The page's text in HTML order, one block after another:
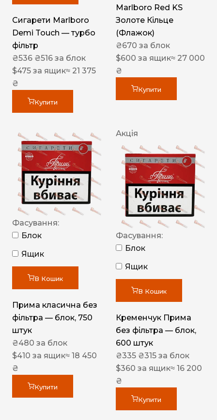
Сигарети Marlboro
Demi Touch — турбо
фільтр
₴536 ₴516 за блок
$475 за ящик≈ 21 375
₴
Купити
Marlboro Red KS
Золоте Кільце
(Флажок)
₴670 за блок
$600 за ящик≈ 27 000
₴
Купити
Фасування:
Блок
Ящик
В Кошик
Прима класична без
фільтра — блок, 750
штук
₴480 за блок
$410 за ящик≈ 18 450
₴
Купити
Акція
Фасування:
Блок
Ящик
В Кошик
Кременчук Прима
без фільтра — блок,
600 штук
₴335 ₴315 за блок
$360 за ящик≈ 16 200
₴
Купити